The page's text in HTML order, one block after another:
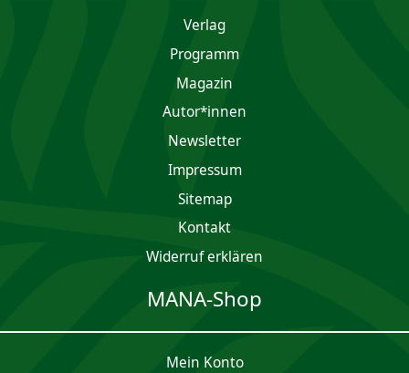
Verlag
Programm
Magazin
Autor*innen
Newsletter
Impres­sum
Sitemap
Kontakt
Widerruf erklären
MANA-Shop
Mein Konto